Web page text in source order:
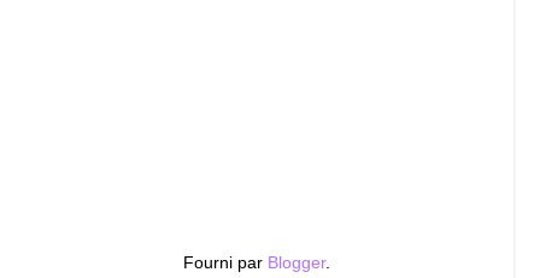
Fourni par Blogger.